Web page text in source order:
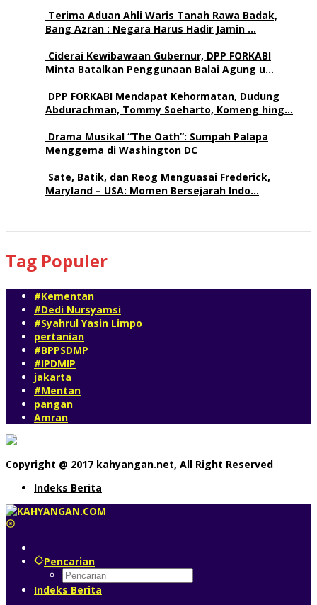
Terima Aduan Ahli Waris Tanah Rawa Badak,
Bang Azran : Negara Harus Hadir Jamin …
Ciderai Kewibawaan Gubernur, DPP FORKABI
Minta Batalkan Penggunaan Balai Agung u…
DPP FORKABI Mendapat Kehormatan, Dudung
Abdurachman, Tommy Soeharto, Komeng hing…
Drama Musikal “The Oath”: Sumpah Palapa
Menggema di Washington DC
Sate, Batik, dan Reog Menguasai Frederick,
Maryland – USA: Momen Bersejarah Indo…
Tag Populer
#Kementan
#Dedi Nursyamsi
#Syahrul Yasin Limpo
pertanian
#BPPSDMP
#IPDMIP
jakarta
#Mentan
pangan
Amran
Copyright @ 2017 kahyangan.net, All Right Reserved
Indeks Berita
Pencarian
Indeks Berita